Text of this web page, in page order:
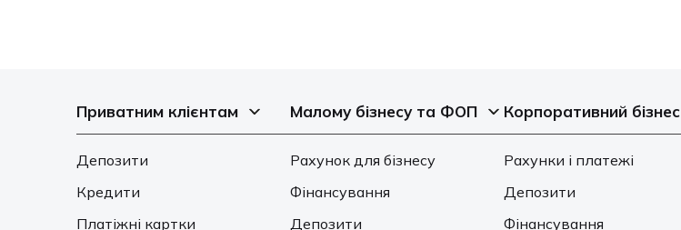
Приватним клієнтам
Депозити
Кредити
Платіжні картки
Малому бізнесу та ФОП
Рахунок для бізнесу
Фінансування
Депозити
Корпоративний бізнес
Рахунки і платежі
Депозити
Фінансування